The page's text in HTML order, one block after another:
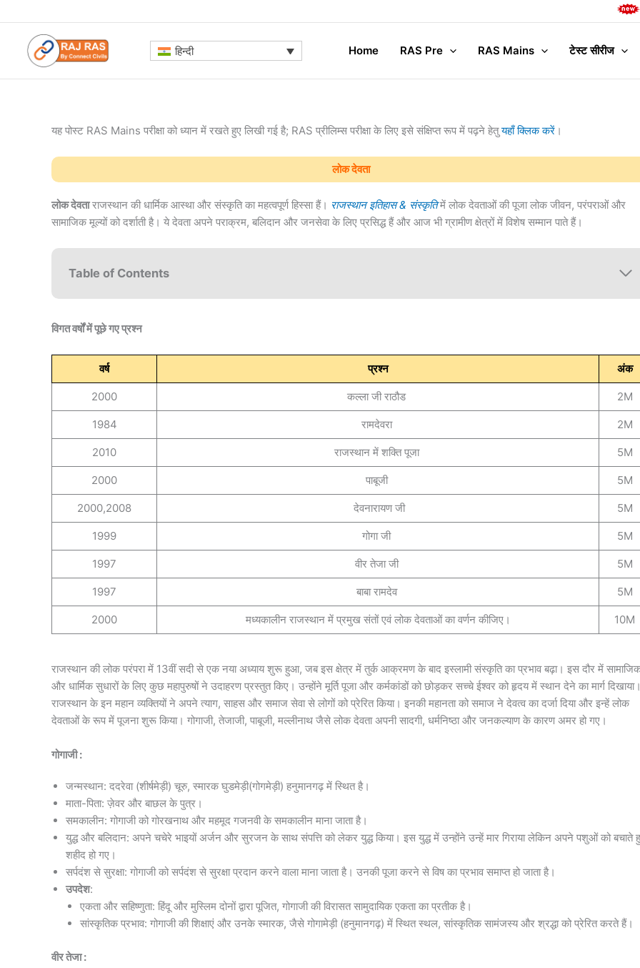
to
content
हिन्दी Home RAS Pre RAS Mains टेस्ट सीरीज
यह पोस्ट RAS Mains परीक्षा को ध्यान में रखते हुए लिखी गई है; RAS प्रीलिम्स परीक्षा के लिए इसे संक्षिप्त रूप में पढ़ने हेतुयहाँ क्लिक करें ।
लोक देवता
लोक देवताराजस्थान की धार्मिक आस्था और संस्कृति का महत्वपूर्ण हिस्सा हैं। राजस्थान इतिहास & संस्कृतिमें लोक देवताओं की पूजा लोक जीवन, परंपराओं और
सामाजिक मूल्यों को दर्शाती है। ये देवता अपने पराक्रम, बलिदान और जनसेवा के लिए प्रसिद्ध हैं और आज भी ग्रामीण क्षेत्रों में विशेष सम्मान पाते हैं।
Table of Contents
विगत वर्षों में पूछे गए प्रश्न
वर्ष प्रश्न अंक
2000 कल्ला जी राठौड 2M
1984 रामदेवरा 2M
2010 राजस्थान में शक्ति पूजा 5M
2000 पाबूजी 5M
2000,2008 देवनारायण जी 5M
1999 गोगा जी 5M
1997 वीर तेजा जी 5M
1997 बाबा रामदेव 5M
2000 मध्यकालीन राजस्थान में प्रमुख संतों एवं लोक देवताओं का वर्णन कीजिए। 10M
राजस्थान की लोक परंपरा में 13वीं सदी से एक नया अध्याय शुरू हुआ, जब इस क्षेत्र में तुर्क आक्रमण के बाद इस्लामी संस्कृति का प्रभाव बढ़ा। इस दौर में
और धार्मिक सुधारों के लिए कुछ महापुरुषों ने उदाहरण प्रस्तुत किए। उन्होंने मूर्ति पूजा और कर्मकांडों को छोड़कर सच्चे ईश्वर को हृदय में स्थान देने का मार्ग
राजस्थान के इन महान व्यक्तियों ने अपने त्याग, साहस और समाज सेवा से लोगों को प्रेरित किया। इनकी महानता को समाज ने देवत्व का दर्जा दिया और इन्हें लोक
देवताओं के रूप में पूजना शुरू किया। गोगाजी, तेजाजी, पाबूजी, मल्लीनाथ जैसे लोक देवता अपनी सादगी, धर्मनिष्ठा और जनकल्याण के कारण अमर हो गए।
गोगाजी :
जन्मस्थान: ददरेवा (शीर्षमेड़ी) चूरु, स्मारक घुडमेड़ी(गोगमेड़ी) हनुमानगढ़ में स्थित है।
माता-पिता: ज़ेवर और बाछल के पुत्र।
समकालीन: गोगाजी को गोरखनाथ और महमूद गजनवी के समकालीन माना जाता है।
युद्ध और बलिदान: अपने चचेरे भाइयों अर्जन और सुरजन के साथ संपत्ति को लेकर युद्ध किया। इस युद्ध में उन्होंने उन्हें मार गिराया लेकिन अपने पशुओं को बचाते
शहीद हो गए।
सर्पदंश से सुरक्षा: गोगाजी को सर्पदंश से सुरक्षा प्रदान करने वाला माना जाता है। उनकी पूजा करने से विष का प्रभाव समाप्त हो जाता है।
उपदेश:
एकता और सहिष्णुता: हिंदू और मुस्लिम दोनों द्वारा पूजित, गोगाजी की विरासत सामुदायिक एकता का प्रतीक है।
सांस्कृतिक प्रभाव: गोगाजी की शिक्षाएं और उनके स्मारक, जैसे गोगामेड़ी (हनुमानगढ़) में स्थित स्थल, सांस्कृतिक सामंजस्य और श्रद्धा को प्रेरित करते हैं।
वीर तेजा :